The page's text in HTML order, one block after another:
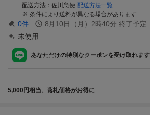
配送方法
佐川急便 配送方法一覧
条件により送料が異なる場合があります
0件 8月10日（月）2時40分 終了予定
未使用
あなただけの特別なクーポンを受け取れます
5,000円相当、落札価格がお得に